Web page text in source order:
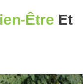
Être Et